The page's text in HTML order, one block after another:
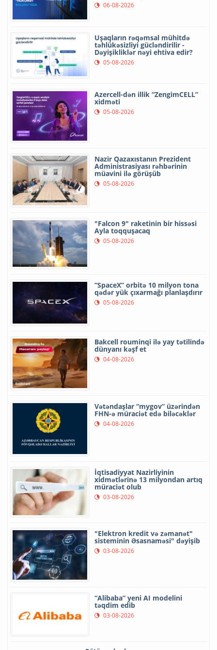
06-08-2026
Uşaqların rəqəmsal mühitdə
təhlükəsizliyi gücləndirilir -
Dəyişikliklər nəyi ehtiva edir?
05-08-2026
Azercell-dən illik “ZengimCELL”
xidməti
05-08-2026
Nazir Qazaxıstanın Prezident
Administrasiyası rəhbərinin
müavini ilə görüşüb
05-08-2026
"Falcon 9" raketinin bir hissəsi
Ayla toqquşacaq
05-08-2026
“SpaceX” orbitə 10 milyon tona
qədər yük çıxarmağı planlaşdırır
05-08-2026
Bakcell rouminqi ilə yay tətilində
dünyanı kəşf et
04-08-2026
Vətəndaşlar “mygov” üzərindən
FHN-ə müraciət edə biləcəklər
04-08-2026
İqtisadiyyat Nazirliyinin
xidmətlərinə 13 milyondan artıq
müraciət olub
03-08-2026
"Elektron kredit və zəmanət"
sisteminin Əsasnaməsi" dəyişib
03-08-2026
“Alibaba” yeni AI modelini
təqdim edib
03-08-2026